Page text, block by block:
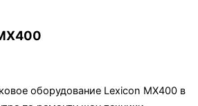
оборудование Lexicon MX400 в